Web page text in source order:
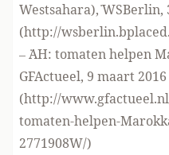
Westsahara),¨
(http://
– ¨AH: tomaten helpen
GFActueel, 9 maart 2016
(http://
tomaten-helpen-
2771908W/)